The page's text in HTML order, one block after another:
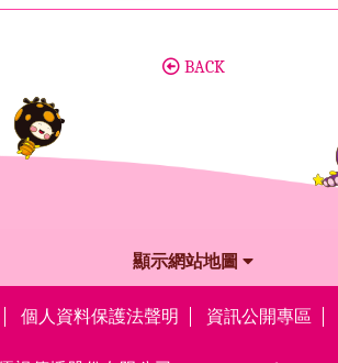
BACK
顯示網站地圖
個人資料保護法聲明 資訊公開專區